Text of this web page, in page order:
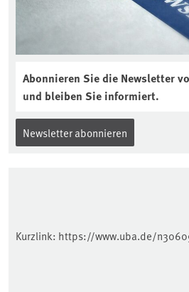
Abonnieren Sie die Newsletter
und bleiben Sie informiert.
Newsletter abonnieren
Kurzlink: https://www.uba.de/